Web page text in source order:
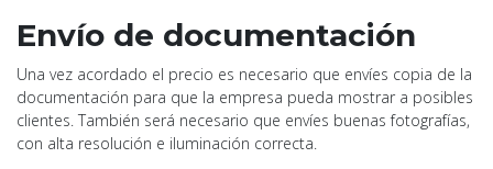
Envío de documentación
Una vez acordado el precio es necesario que envíes copia de la
documentación para que la empresa pueda mostrar a posibles
clientes. También será necesario que envíes buenas fotografías,
con alta resolución e iluminación correcta.